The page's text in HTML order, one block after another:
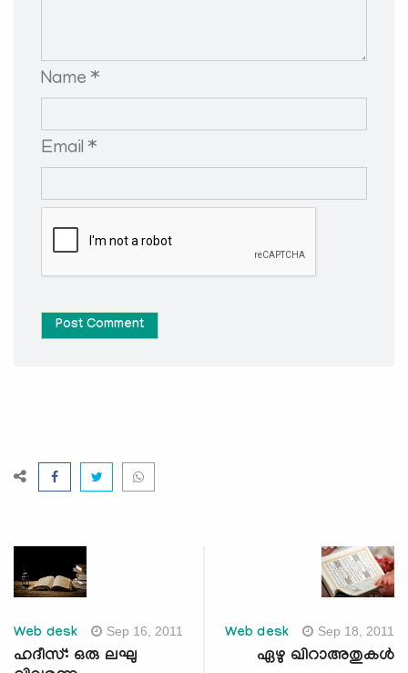
Name *
Email *
Post Comment
Web desk Sep 16, 2011
ഹദീസ്: ഒരു ലഘു
Web desk Sep 18, 2011
ഏഴു ഖിറാഅതുകള്‍